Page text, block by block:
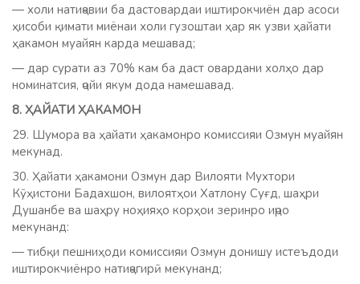
— холи натиҷавии ба дастовардаи иштирокчиён дар асоси
ҳисоби қимати миёнаи холи гузоштаи ҳар як узви ҳайати
ҳакамон муайян карда мешавад;
— дар сурати аз 70% кам ба даст овардани холҳо дар
номинатсия, ҷойи якум дода намешавад.
8. ҲАЙАТИ ҲАКАМОН
29. Шумора ва ҳайати ҳакамонро комиссияи Озмун муайян
мекунад.
30. Ҳайати ҳакамони Озмун дар Вилояти Мухтори
Кӯҳистони Бадахшон, вилоятҳои Хатлону Суғд, шаҳри
Душанбе ва шаҳру ноҳияҳо корҳои зеринро иҷро
мекунанд:
— тибқи пешниҳоди комиссияи Озмун донишу истеъдоди
иштирокчиёнро натиҷагирӣ мекунанд;